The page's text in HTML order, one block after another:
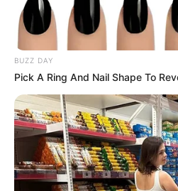
BUZZ DAY
Pick A Ring And Nail Shape To